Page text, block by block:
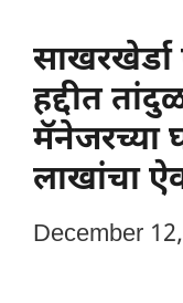
हद्दीत
मॅनेजरच्या
लाखांचा
December